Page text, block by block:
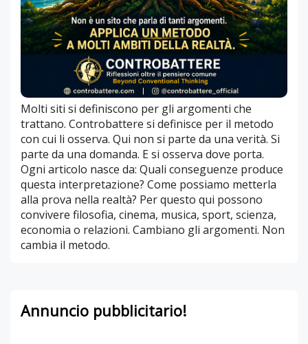
Molti siti si definiscono per gli argomenti che
trattano. Controbattere si definisce per il metodo
con cui li osserva. Qui non si parte da una verità. Si
parte da una domanda. E si osserva dove porta.
Ogni articolo nasce da: Quali conseguenze produce
questa interpretazione? Come possiamo metterla
alla prova nella realtà? Per questo qui possono
convivere filosofia, cinema, musica, sport, scienza,
economia o relazioni. Cambiano gli argomenti. Non
cambia il metodo.
Annuncio pubblicitario!